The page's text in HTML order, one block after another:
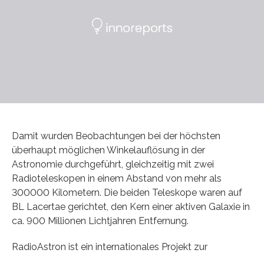
Damit wurden Beobachtungen bei der höchsten
überhaupt möglichen Winkelauflösung in der
Astronomie durchgeführt, gleichzeitig mit zwei
Radioteleskopen in einem Abstand von mehr als
300000 Kilometern. Die beiden Teleskope waren auf
BL Lacertae gerichtet, den Kern einer aktiven Galaxie in
ca. 900 Millionen Lichtjahren Entfernung.
RadioAstron ist ein internationales Projekt zur